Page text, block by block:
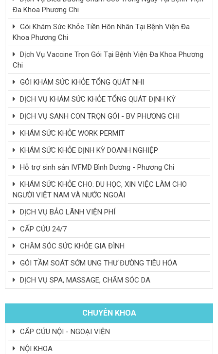
Đa Khoa Phương Chi
Gói Khám Sức Khỏe Tiền Hôn Nhân Tại Bệnh Viện Đa
Khoa Phương Chi
Dịch Vụ Vaccine Trọn Gói Tại Bệnh Viện Đa Khoa Phương
Chi
GÓI KHÁM SỨC KHỎE TỔNG QUÁT NHI
DỊCH VỤ KHÁM SỨC KHỎE TỔNG QUÁT ĐỊNH KỲ
DỊCH VỤ SANH CON TRỌN GÓI - BV PHƯƠNG CHI
KHÁM SỨC KHỎE WORK PERMIT
KHÁM SỨC KHỎE ĐỊNH KỲ DOANH NGHIỆP
Hỗ trợ sinh sản IVFMD Bình Dương - Phương Chi
KHÁM SỨC KHỎE CHO: DU HỌC, XIN VIỆC LÀM CHO
NGƯỜI VIỆT NAM VÀ NƯỚC NGOÀI
DỊCH VỤ BẢO LÃNH VIỆN PHÍ
CẤP CỨU 24/7
CHĂM SÓC SỨC KHỎE GIA ĐÌNH
GÓI TẦM SOÁT SỚM UNG THƯ ĐƯỜNG TIÊU HÓA
DỊCH VỤ SPA, MASSAGE, CHĂM SÓC DA
CHUYÊN KHOA
CẤP CỨU NỘI - NGOẠI VIỆN
NỘI KHOA